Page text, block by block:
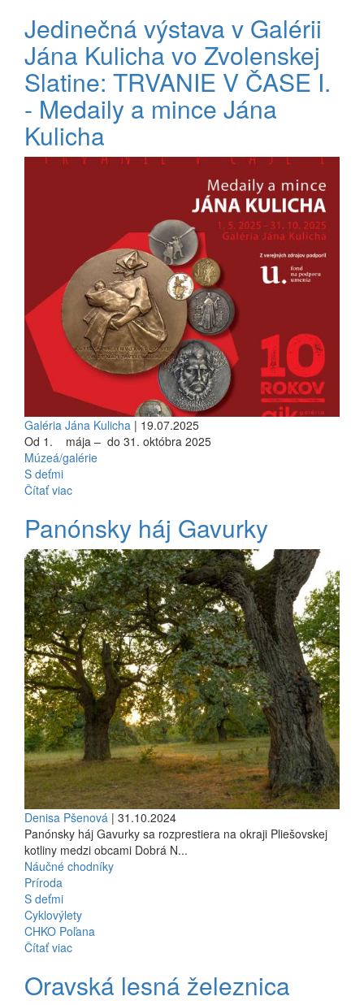
Jedinečná výstava v Galérii
Jána Kulicha vo Zvolenskej
Slatine: TRVANIE V ČASE I.
- Medaily a mince Jána
Kulicha
Galéria Jána Kulicha | 19.07.2025
Od 1. mája – do 31. októbra 2025
Múzeá/galérie
S deťmi
Čítať viac
Panónsky háj Gavurky
Denisa Pšenová | 31.10.2024
Panónsky háj Gavurky sa rozprestiera na okraji Pliešovskej
kotliny medzi obcami Dobrá N...
Náučné chodníky
Príroda
S deťmi
Cyklovýlety
CHKO Poľana
Čítať viac
Oravská lesná železnica